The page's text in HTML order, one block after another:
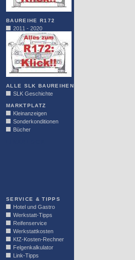
BAUREIHE R172
2011 - 2020
ALLE SLK BAUREIHEN
SLK Geschichte
MARKTPLATZ
Kleinanzeigen
Sonderkonditionen
Bücher
SERVICE & TIPPS
Hotel und Gastro
Werkstatt-Tipps
Reifenservice
Werkstattkosten
KfZ-Kosten-Rechner
Felgenkalkulator
Link-Tipps